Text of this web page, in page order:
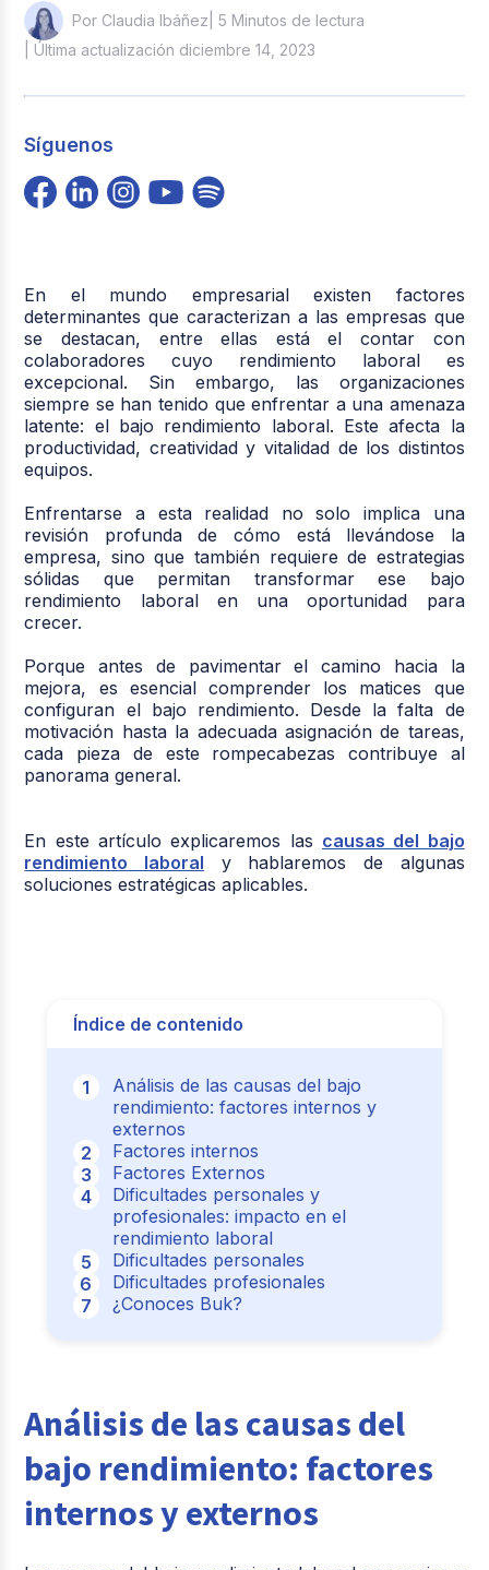
Por Claudia Ibáñez | 5 Minutos de lectura
| Última actualización diciembre 14, 2023
Síguenos
En el mundo empresarial existen factores
determinantes que caracterizan a las empresas que
se destacan, entre ellas está el contar con
colaboradores cuyo rendimiento laboral es
excepcional. Sin embargo, las organizaciones
siempre se han tenido que enfrentar a una amenaza
latente: el bajo rendimiento laboral. Este afecta la
productividad, creatividad y vitalidad de los distintos
equipos.
Enfrentarse a esta realidad no solo implica una
revisión profunda de cómo está llevándose la
empresa, sino que también requiere de estrategias
sólidas que permitan transformar ese bajo
rendimiento laboral en una oportunidad para
crecer.
Porque antes de pavimentar el camino hacia la
mejora, es esencial comprender los matices que
configuran el bajo rendimiento. Desde la falta de
motivación hasta la adecuada asignación de tareas,
cada pieza de este rompecabezas contribuye al
panorama general.
En este artículo explicaremos las causas del bajo
rendimiento laboral y hablaremos de algunas
soluciones estratégicas aplicables.
Índice de contenido
Análisis de las causas del bajo
rendimiento: factores internos y
externos
Factores internos
Factores Externos
Dificultades personales y
profesionales: impacto en el
rendimiento laboral
Dificultades personales
Dificultades profesionales
¿Conoces Buk?
Análisis de las causas del
bajo rendimiento: factores
internos y externos